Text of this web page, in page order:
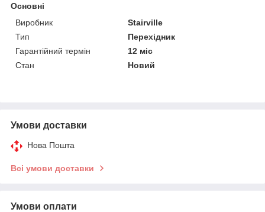
Основні
Виробник
Stairville
Тип
Перехідник
Гарантійний термін
12 міс
Стан
Новий
Умови доставки
Нова Пошта
Всі умови доставки
Умови оплати